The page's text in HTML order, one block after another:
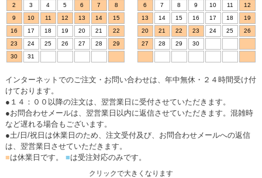
2
3 4 5 6 7
8
9
10 11 12 13 14
15
16
17 18 19 20 21
22
23
24 25 26 27 28
29
30
31
6
7 8 9 10 11
12
13
14 15 16 17 18
19
20
21 22 23 24 25
26
27
28 29 30
インターネットでのご注文・お問い合わせは、年中無休・２４時間受け付
けております。
●１４：００以降の注文は、翌営業日に受付させていただきます。
●お問合わせメールは、翌営業日以内に返信させていただきます。混雑時
など遅れる場合もございます。
●土/日/祝日は休業日のため、注文受付及び、お問合わせメールへの返信
は、翌営業日させていただきます。
■は休業日です。 ■は受注対応のみです。
クリックで大きくなります